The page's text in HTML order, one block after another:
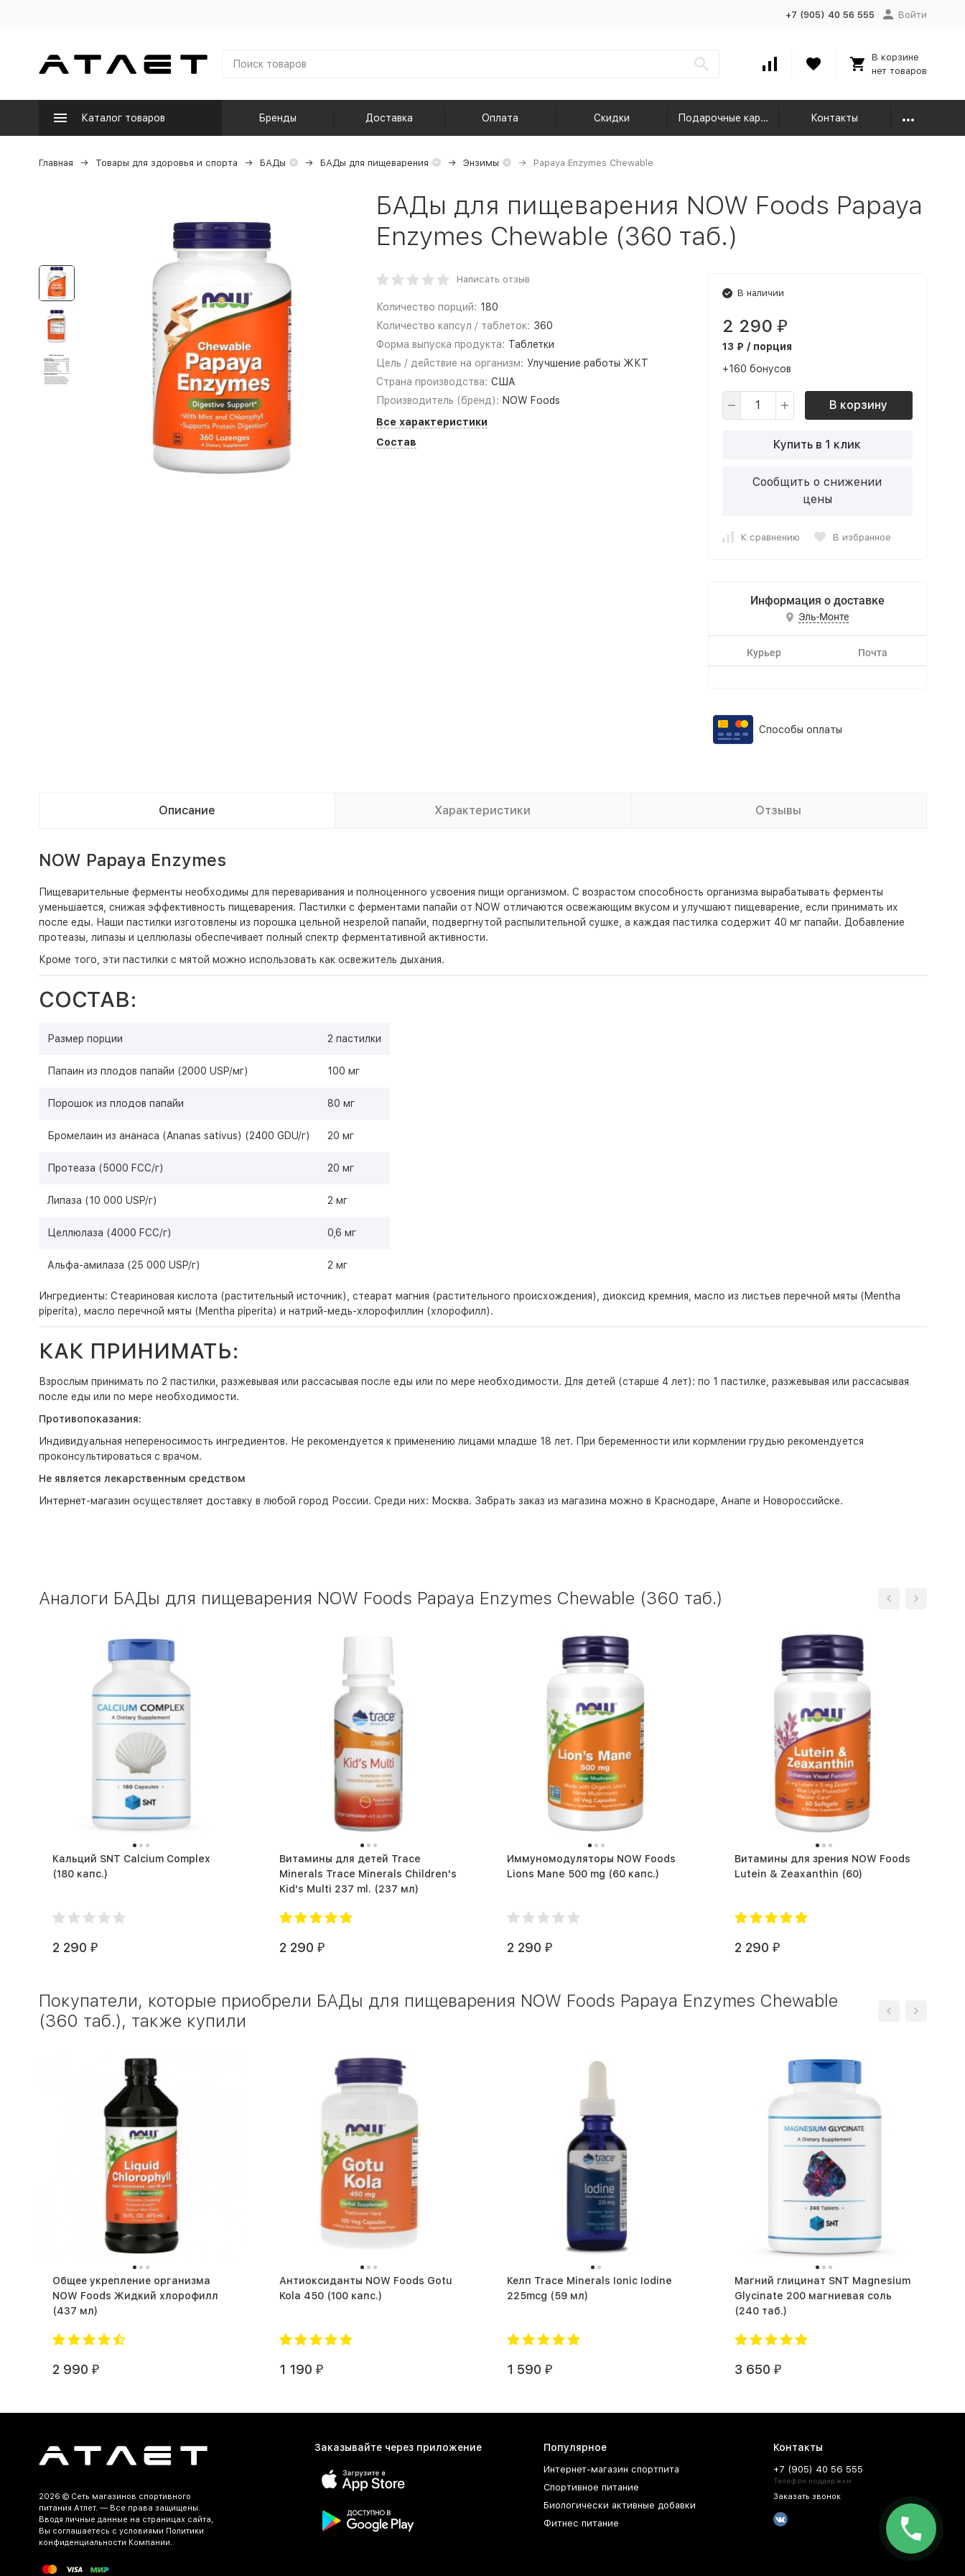
+7 (905) 40 56 555 Войти
В корзине
нет товаров
Каталог товаров Бренды Доставка Оплата Скидки Подарочные карты Контакты
Главная Товары для здоровья и спорта БАДы БАДы для пищеварения Энзимы Papaya Enzymes Chewable
БАДы для пищеварения NOW Foods Papaya
Enzymes Chewable (360 таб.)
Написать отзыв
Количество порций: 180
Количество капсул / таблеток: 360
Форма выпуска продукта: Таблетки
Цель / действие на организм: Улучшение работы ЖКТ
Страна производства: США
Производитель (бренд): NOW Foods
Все характеристики
Состав
В наличии
2 290 ₽
13 ₽ / порция
+160 бонусов
В корзину
Купить в 1 клик
Сообщить о снижении
цены
К сравнению В избранное
Информация о доставке
Эль-Монте
Курьер Почта
Способы оплаты
Описание Характеристики Отзывы
NOW Papaya Enzymes
Пищеварительные ферменты необходимы для переваривания и полноценного усвоения пищи организмом. С возрастом способность организма вырабатывать ферменты
уменьшается, снижая эффективность пищеварения. Пастилки с ферментами папайи от NOW отличаются освежающим вкусом и улучшают пищеварение, если принимать их
после еды. Наши пастилки изготовлены из порошка цельной незрелой папайи, подвергнутой распылительной сушке, а каждая пастилка содержит 40 мг папайи. Добавление
протеазы, липазы и целлюлазы обеспечивает полный спектр ферментативной активности.
Кроме того, эти пастилки с мятой можно использовать как освежитель дыхания.
СОСТАВ:
Размер порции 2 пастилки
Папаин из плодов папайи (2000 USP/мг) 100 мг
Порошок из плодов папайи 80 мг
Бромелаин из ананаса (Ananas sativus) (2400 GDU/г) 20 мг
Протеаза (5000 FCC/г) 20 мг
Липаза (10 000 USP/г) 2 мг
Целлюлаза (4000 FCC/г) 0,6 мг
Альфа-амилаза (25 000 USP/г) 2 мг
Ингредиенты: Стеариновая кислота (растительный источник), стеарат магния (растительного происхождения), диоксид кремния, масло из листьев перечной мяты (Mentha
piperita), масло перечной мяты (Mentha piperita) и натрий-медь-хлорофиллин (хлорофилл).
КАК ПРИНИМАТЬ:
Взрослым принимать по 2 пастилки, разжевывая или рассасывая после еды или по мере необходимости. Для детей (старше 4 лет): по 1 пастилке, разжевывая или рассасывая
после еды или по мере необходимости.
Противопоказания:
Индивидуальная непереносимость ингредиентов. Не рекомендуется к применению лицами младше 18 лет. При беременности или кормлении грудью рекомендуется
проконсультироваться с врачом.
Не является лекарственным средством
Интернет-магазин осуществляет доставку в любой город России. Среди них: Москва. Забрать заказ из магазина можно в Краснодаре, Анапе и Новороссийске.
Аналоги БАДы для пищеварения NOW Foods Papaya Enzymes Chewable (360 таб.)
Кальций SNT Calcium Complex
(180 капс.)
2 290 ₽
Витамины для детей Trace
Minerals Trace Minerals Children's
Kid's Multi 237 ml. (237 мл)
2 290 ₽
Иммуномодуляторы NOW Foods
Lions Mane 500 mg (60 капс.)
2 290 ₽
Витамины для зрения NOW Foods
Lutein & Zeaxanthin (60)
2 290 ₽
Покупатели, которые приобрели БАДы для пищеварения NOW Foods Papaya Enzymes Chewable
(360 таб.), также купили
Общее укрепление организма
NOW Foods Жидкий хлорофилл
(437 мл)
2 990 ₽
Антиоксиданты NOW Foods Gotu
Kola 450 (100 капс.)
1 190 ₽
Келп Trace Minerals Ionic Iodine
225mcg (59 мл)
1 590 ₽
Магний глицинат SNT Magnesium
Glycinate 200 магниевая соль
(240 таб.)
3 650 ₽
2026 © Сеть магазинов спортивного
питания Атлет. — Все права защищены.
Вводя личные данные на страницах сайта,
Вы соглашаетесь c условиями Политики
конфиденциальности Компании.
Заказывайте через приложение Популярное
Интернет-магазин спортпита
Спортивное питание
Биологически активные добавки
Фитнес питание
Контакты
+7 (905) 40 56 555
Телефон поддержки
Заказать звонок